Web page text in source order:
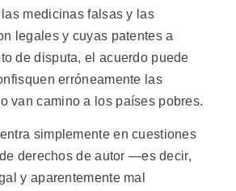
medicinas falsas y las
legales y cuyas patentes a
de disputa, el acuerdo puede
erróneamente las
van camino a los países pobres.
simplemente en cuestiones
derechos de autor —es decir,
y aparentemente mal